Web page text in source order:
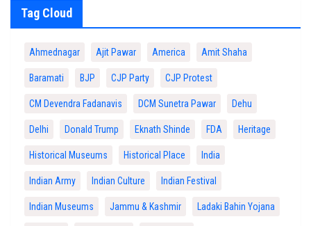
Tag Cloud
Ahmednagar Ajit Pawar America Amit Shaha
Baramati BJP CJP Party CJP Protest
CM Devendra Fadanavis DCM Sunetra Pawar Dehu
Delhi Donald Trump Eknath Shinde FDA Heritage
Historical Museums Historical Place India
Indian Army Indian Culture Indian Festival
Indian Museums Jammu & Kashmir Ladaki Bahin Yojana